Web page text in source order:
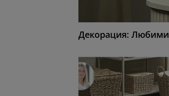
Декорация: Любими